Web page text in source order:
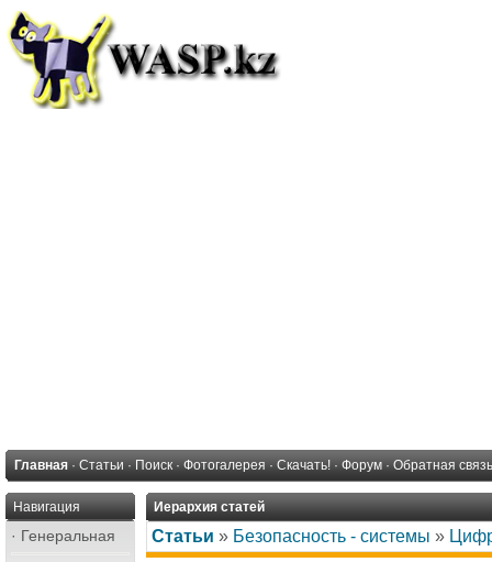
Главная · Статьи · Поиск · Фотогалерея · Скачать! · Форум · Обратная связь
Навигация
· Генеральная
Иерархия статей
Статьи » Безопасность - системы »